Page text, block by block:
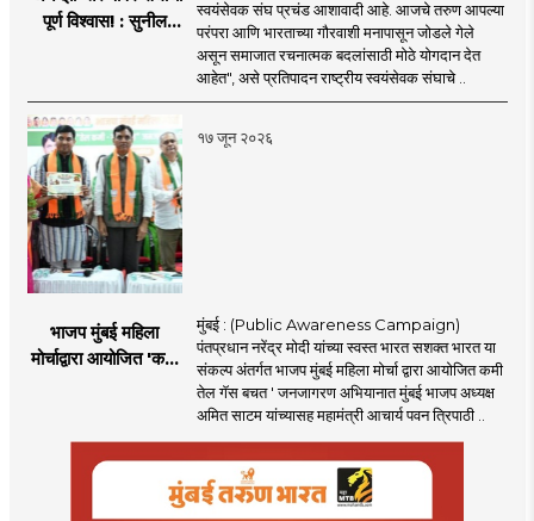
पूर्ण विश्वास! : सुनील
स्वयंसेवक संघ प्रचंड आशावादी आहे. आजचे तरुण आपल्या
परंपरा आणि भारताच्या गौरवाशी मनापासून जोडले गेले
असून समाजात रचनात्मक बदलांसाठी मोठे योगदान देत
आहेत", असे प्रतिपादन राष्ट्रीय स्वयंसेवक संघाचे ..
१७ जून २०२६
भाजप मुंबई महिला
मोर्चाद्वारा आयोजित 'कमी
मुंबई : (Public Awareness Campaign)
पंतप्रधान नरेंद्र मोदी यांच्या स्वस्त भारत सशक्त भारत या
संकल्प अंतर्गत भाजप मुंबई महिला मोर्चा द्वारा आयोजित कमी
तेल गॅस बचत ' जनजागरण अभियानात मुंबई भाजप अध्यक्ष
अमित साटम यांच्यासह महामंत्री आचार्य पवन त्रिपाठी ..